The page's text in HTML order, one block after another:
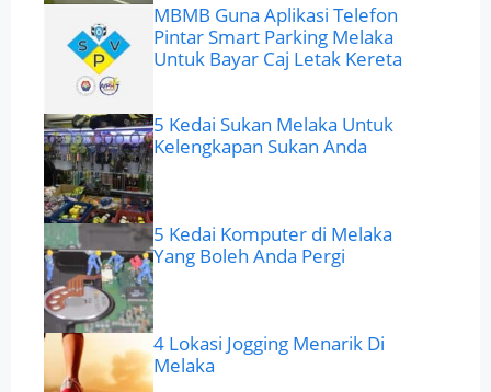
MBMB Guna Aplikasi Telefon
Pintar Smart Parking Melaka
Untuk Bayar Caj Letak Kereta
5 Kedai Sukan Melaka Untuk
Kelengkapan Sukan Anda
5 Kedai Komputer di Melaka
Yang Boleh Anda Pergi
4 Lokasi Jogging Menarik Di
Melaka